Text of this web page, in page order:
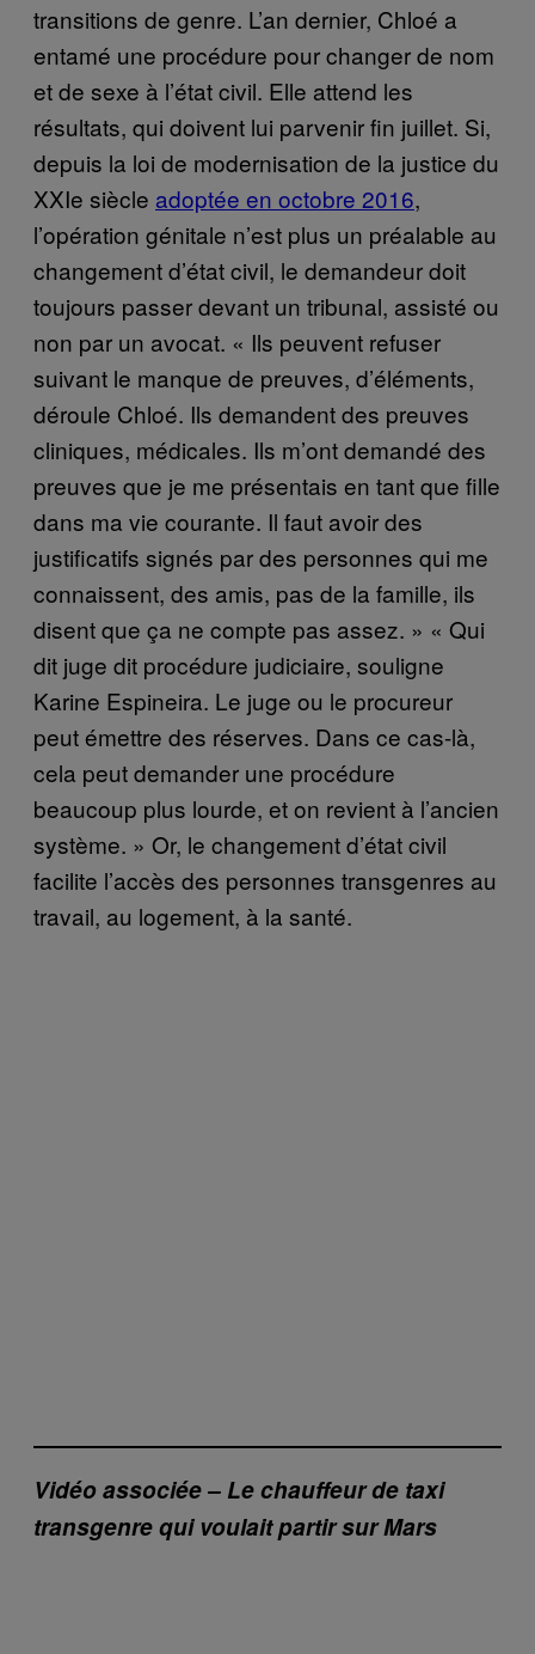
transitions de genre. L’an dernier, Chloé a
entamé une procédure pour changer de nom
et de sexe à l’état civil. Elle attend les
résultats, qui doivent lui parvenir fin juillet. Si,
depuis la loi de modernisation de la justice du
XXIe siècle adoptée en octobre 2016,
l’opération génitale n’est plus un préalable au
changement d’état civil, le demandeur doit
toujours passer devant un tribunal, assisté ou
non par un avocat. « Ils peuvent refuser
suivant le manque de preuves, d’éléments,
déroule Chloé. Ils demandent des preuves
cliniques, médicales. Ils m’ont demandé des
preuves que je me présentais en tant que fille
dans ma vie courante. Il faut avoir des
justificatifs signés par des personnes qui me
connaissent, des amis, pas de la famille, ils
disent que ça ne compte pas assez. » « Qui
dit juge dit procédure judiciaire, souligne
Karine Espineira. Le juge ou le procureur
peut émettre des réserves. Dans ce cas-là,
cela peut demander une procédure
beaucoup plus lourde, et on revient à l’ancien
système. » Or, le changement d’état civil
facilite l’accès des personnes transgenres au
travail, au logement, à la santé.
Vidéo associée – Le chauffeur de taxi
transgenre qui voulait partir sur Mars